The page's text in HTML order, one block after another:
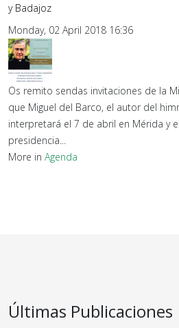
y Badajoz
Monday, 02 April 2018 16:36
Os remito sendas invitaciones de la
que Miguel del Barco, el autor del
interpretará el 7 de abril en Mérida y
presidencia...
More in Agenda
Últimas Publicaciones